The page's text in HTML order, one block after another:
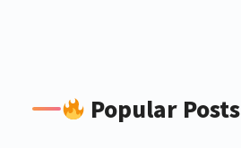
Popular Posts